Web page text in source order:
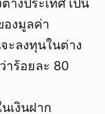
างประเทศ เป็น
องมูลค่า
ะลงทุนในต่าง
าร้อยละ 80
เงินฝาก